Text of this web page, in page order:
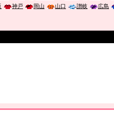
神戸 岡山 山口 讃岐 広島
～エネルギー危機時代の猛暑対